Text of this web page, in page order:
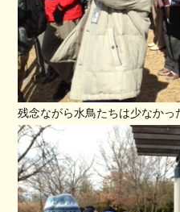
残念ながら水鳥たちは少なかっ